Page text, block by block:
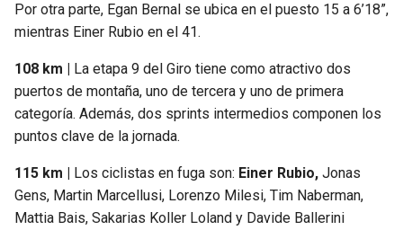
Por otra parte, Egan Bernal se ubica en el puesto 15 a 6’18”,
mientras Einer Rubio en el 41.
108 km |
La etapa 9 del Giro tiene como atractivo dos
puertos de montaña, uno de tercera y uno de primera
categoría. Además, dos sprints intermedios componen los
puntos clave de la jornada.
115 km | Los ciclistas en fuga son: Einer Rubio, Jonas
Gens, Martin Marcellusi, Lorenzo Milesi, Tim Naberman,
Mattia Bais, Sakarias Koller Loland y Davide Ballerini